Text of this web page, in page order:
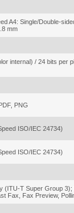
A4: Single/Double-
mm
internal) / 24 bits per
PNG
ISO/IEC 24734)
ISO/IEC 24734)
(ITU-T Super Group
Fax, Fax Preview,